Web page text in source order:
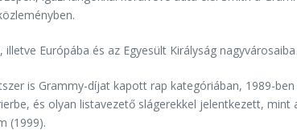
Európába és az Egyesült Királyság
is Grammy-díjat kapott rap kategóriában, 1989-
és olyan listavezető slágerekkel jelentkezett, mint
(1999).